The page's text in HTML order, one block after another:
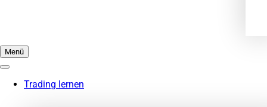
Menü
Trading lernen